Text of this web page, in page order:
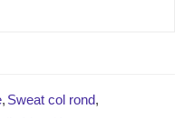
, Sweat col rond,